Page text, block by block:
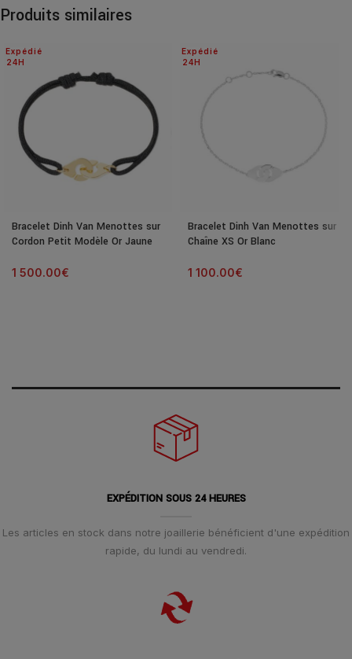
Produits similaires
24H
Expédié
Bracelet Dinh Van Menottes sur
Cordon Petit Modèle Or Jaune
1 500.00€
24H
Expédié
Bracelet Dinh Van Menottes sur
Chaîne XS Or Blanc
1 100.00€
EXPÉDITION SOUS 24 HEURES
Les articles en stock dans notre joaillerie bénéficient d'une expédition
rapide, du lundi au vendredi.